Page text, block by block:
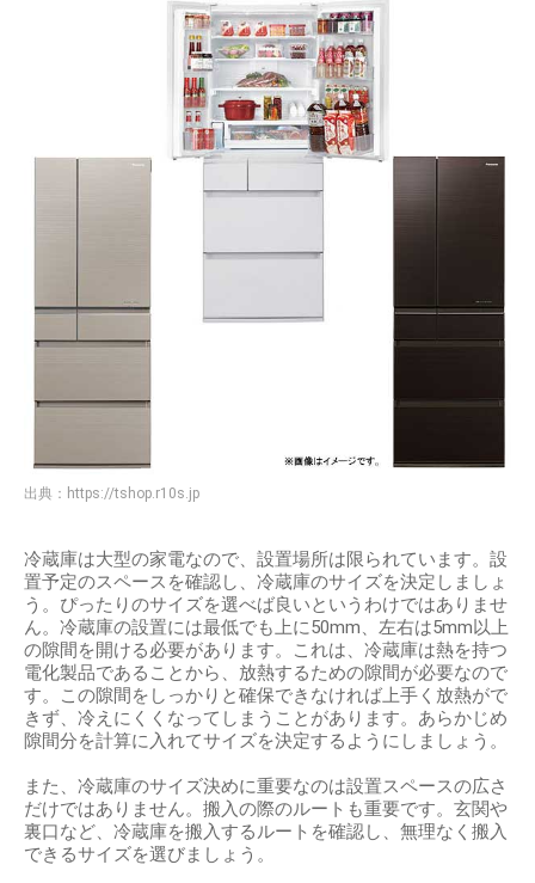
出典： https://tshop.r10s.jp
冷蔵庫は大型の家電なので、設置場所は限られています。設
置予定のスペースを確認し、冷蔵庫のサイズを決定しましょ
う。ぴったりのサイズを選べば良いというわけではありませ
ん。冷蔵庫の設置には最低でも上に50mm、左右は5mm以上
の隙間を開ける必要があります。これは、冷蔵庫は熱を持つ
電化製品であることから、放熱するための隙間が必要なので
す。この隙間をしっかりと確保できなければ上手く放熱がで
きず、冷えにくくなってしまうことがあります。あらかじめ
隙間分を計算に入れてサイズを決定するようにしましょう。
また、冷蔵庫のサイズ決めに重要なのは設置スペースの広さ
だけではありません。搬入の際のルートも重要です。玄関や
裏口など、冷蔵庫を搬入するルートを確認し、無理なく搬入
できるサイズを選びましょう。